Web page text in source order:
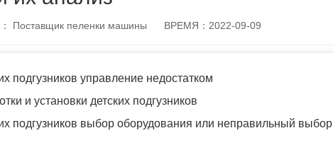
Поставщик пеленки машины ВРЕМЯ：2022-09-09
подгузников управление недостатком
и установки детских подгузников
подгузников выбор оборудования или неправильный выбор